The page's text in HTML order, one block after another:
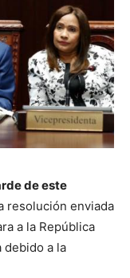
de este
resolución enviada
a la República
debido a la